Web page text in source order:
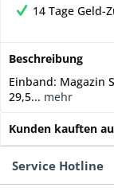
14 Tage Geld-
Beschreibung
Einband: Magazin
29,5... mehr
Kunden kauften
Service Hotline